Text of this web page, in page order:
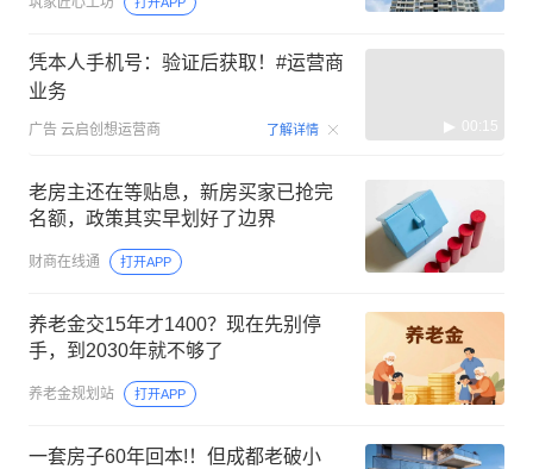
凭本人手机号：验证后获取！#运营商
业务
广告 云启创想运营商 了解详情 00:15
老房主还在等贴息，新房买家已抢完
名额，政策其实早划好了边界
财商在线通 打开APP
养老金交15年才1400？现在先别停
手，到2030年就不够了
养老金规划站 打开APP
一套房子60年回本!！但成都老破小